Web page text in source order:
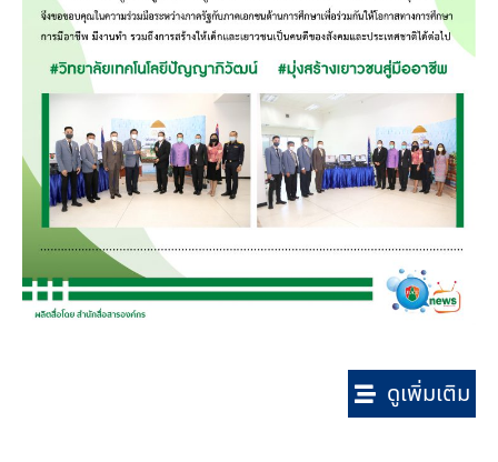
ดูเพิ่มเติม